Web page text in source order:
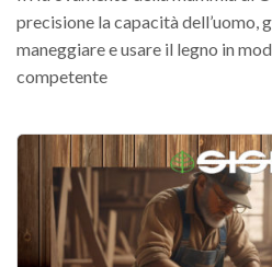
#FOCUSINCENDI
Cartella Stampa
Infografiche
PDF
SISEF Notebook (Rassegna
precisione la capacità dell’uomo,
maneggiare e usare il legno in
competente